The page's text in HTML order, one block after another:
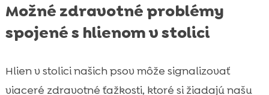
Možné zdravotné problémy
spojené s hlienom v stolici
Hlien v stolici našich psov môže signalizovať
viaceré zdravotné ťažkosti, ktoré si žiadajú našu